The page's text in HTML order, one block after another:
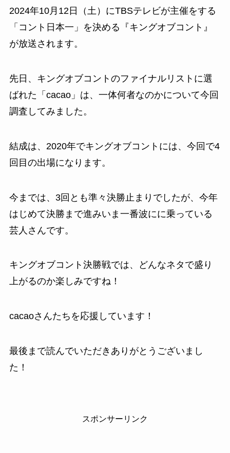
2024年10月12日（土）にTBSテレビが主催をする
「コント日本一」を決める『キングオブコント』
が放送されます。
先日、キングオブコントのファイナルリストに選
ばれた「cacao」は、一体何者なのかについて今回
調査してみました。
結成は、2020年でキングオブコントには、今回で4
回目の出場になります。
今までは、3回とも準々決勝止まりでしたが、今年
はじめて決勝まで進みいま一番波にに乗っている
芸人さんです。
キングオブコント決勝戦では、どんなネタで盛り
上がるのか楽しみですね！
cacaoさんたちを応援しています！
最後まで読んでいただきありがとうございまし
た！
スポンサーリンク